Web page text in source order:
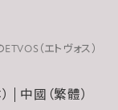
（エトヴォス）
中國（繁體）